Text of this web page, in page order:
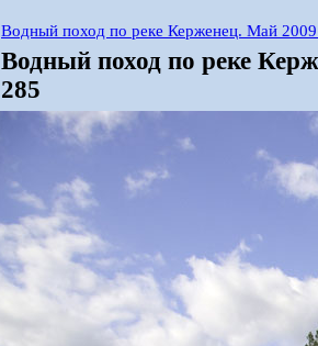
Водный поход по реке Керженец. Май
Водный поход по реке
285